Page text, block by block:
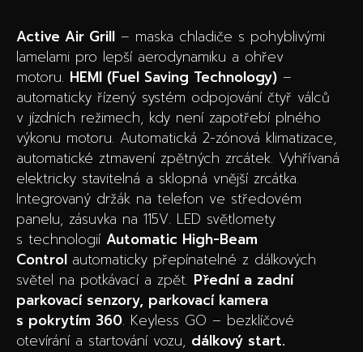
Active Air Grill – maska chladiče s pohyblivými
lamelami pro lepší aerodynamiku a ohřev
motoru. HEMI (Fuel Saving Technology) –
automaticky řízený systém odpojování čtyř válců
v jízdních režimech, kdy není zapotřebí plného
výkonu motoru. Automatická 2-zónová klimatizace,
automatické ztmavení zpětných zrcátek. Vyhřívaná
elektricky stavitelná a sklopná vnější zrcátka.
Integrovaný držák na telefon ve středovém
panelu, zásuvka na 115V. LED světlomety
s technologií Automatic High-Beam
Control automaticky přepínatelné z dálkových
světel na potkávací a zpět. Přední a zadní
parkovací senzory, parkovací kamera
s pokrytím 360. Keyless GO – bezklíčové
otevírání a startování vozu, dálkový start.